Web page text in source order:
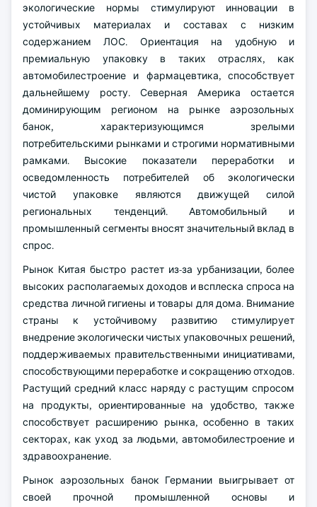
экологические нормы стимулируют инновации в
устойчивых материалах и составах с низким
содержанием ЛОС. Ориентация на удобную и
премиальную упаковку в таких отраслях, как
автомобилестроение и фармацевтика, способствует
дальнейшему росту. Северная Америка остается
доминирующим регионом на рынке аэрозольных
банок, характеризующимся зрелыми
потребительскими рынками и строгими нормативными
рамками. Высокие показатели переработки и
осведомленность потребителей об экологически
чистой упаковке являются движущей силой
региональных тенденций. Автомобильный и
промышленный сегменты вносят значительный вклад в
спрос.
Рынок Китая быстро растет из-за урбанизации, более
высоких располагаемых доходов и всплеска спроса на
средства личной гигиены и товары для дома. Внимание
страны к устойчивому развитию стимулирует
внедрение экологически чистых упаковочных решений,
поддерживаемых правительственными инициативами,
способствующими переработке и сокращению отходов.
Растущий средний класс наряду с растущим спросом
на продукты, ориентированные на удобство, также
способствует расширению рынка, особенно в таких
секторах, как уход за людьми, автомобилестроение и
здравоохранение.
Рынок аэрозольных банок Германии выигрывает от
своей прочной промышленной основы и